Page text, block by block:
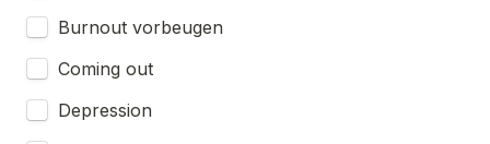
Burnout vorbeugen
Coming out
Depression